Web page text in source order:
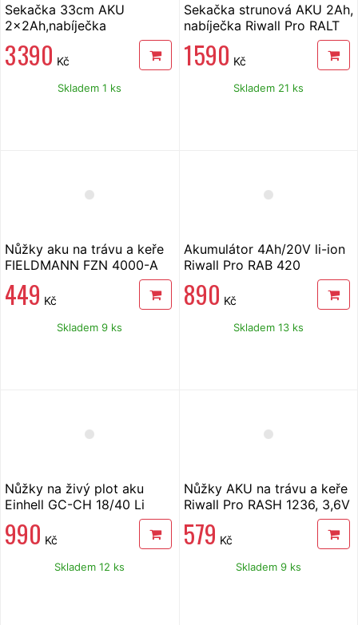
Sekačka 33cm AKU
2x2Ah,nabíječka
FIELDMANN FZR 70335-A
2x20V
3 390 Kč
Skladem 1 ks
Sekačka strunová AKU 2Ah,
nabíječka Riwall Pro RALT
1 590 Kč
Skladem 21 ks
Nůžky aku na trávu a keře
FIELDMANN FZN 4000-A
449 Kč
Skladem 9 ks
Akumulátor 4Ah/20V li-ion
Riwall Pro RAB 420
890 Kč
Skladem 13 ks
Nůžky na živý plot aku
Einhell GC-CH 18/40 Li
990 Kč
Skladem 12 ks
Nůžky AKU na trávu a keře
Riwall Pro RASH 1236, 3,6V
579 Kč
Skladem 9 ks